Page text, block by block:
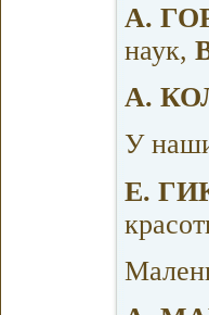
А.
наук,
А.
У
Е.